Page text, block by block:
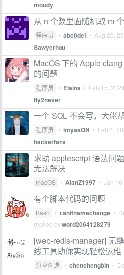
moudy
从 n 个数里面随机取 m
程序员 • abc0def • Aug 20,
Sawyerhou
MacOS 下的 Apple
的问题
程序员 • Elaina • Feb 15, 2024
fly2never
一个 SQL 不会写，大佬
程序员 • imyasON • Feb 4,
hackerfans
求助 applescript 语法问
无法解决
macOS • AlanZ1997 • Jan
有个脚本代码的问题
Bash • canitnamechange •
replied byword2064128279
[web-redis-manager] 无
线工具助你实现轻松运维
分享创造 • chenchengbin •